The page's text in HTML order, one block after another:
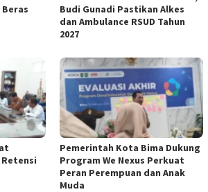
Budi Gunadi Pastikan Alkes
dan Ambulance RSUD Tahun
2027
Pemerintah Kota Bima Dukung
Program We Nexus Perkuat
Peran Perempuan dan Anak
Muda